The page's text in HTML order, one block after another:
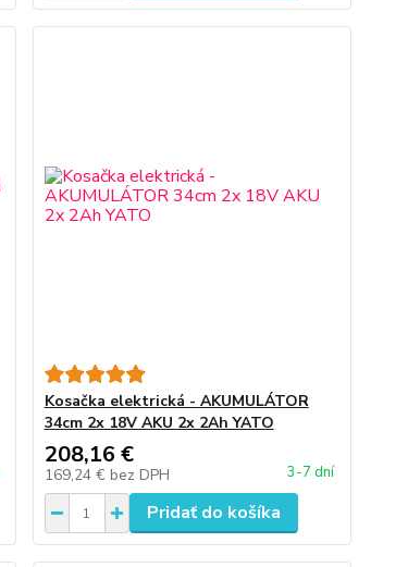
Kosačka elektrická - AKUMULÁTOR
34cm 2x 18V AKU 2x 2Ah YATO
208,16 €
169,24 € bez DPH 3-7 dní
Pridať do košíka